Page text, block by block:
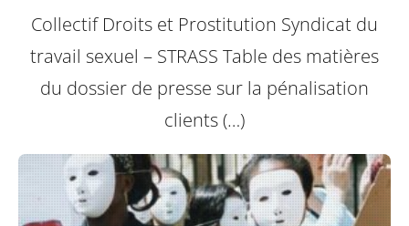
Collectif Droits et Prostitution Syndicat du
travail sexuel – STRASS Table des matières
du dossier de presse sur la pénalisation
clients (…)